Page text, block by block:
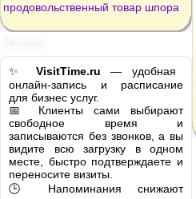
продовольственный товар шпора
✨ VisitTime.ru — удобная
онлайн-запись и расписание
для бизнес услуг.
📅 Клиенты сами выбирают
свободное время и
записываются без звонков, а вы
видите всю загрузку в одном
месте, быстро подтверждаете и
переносите визиты.
🕒 Напоминания снижают